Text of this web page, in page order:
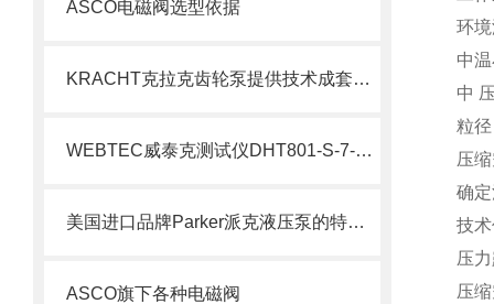
ASCO电磁阀选型依据
KRACHT克拉克齿轮泵提供技术成套组装
WEBTEC威泰克测试仪DHT801-S-7-L介绍
美国进口品牌Parker派克液压泵的特点及用途
ASCO旗下各种电磁阀
环
中
中
粒
压
确
技
压
压